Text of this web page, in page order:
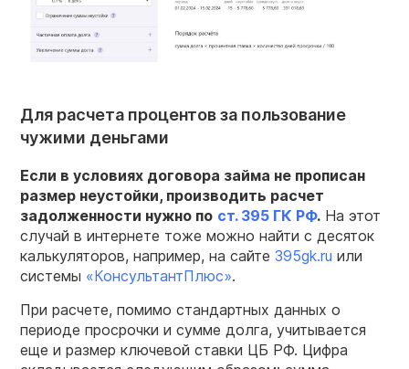
Для расчета процентов за пользование
чужими деньгами
Если в условиях договора займа не прописан
размер неустойки, производить расчет
задолженности нужно по ст. 395 ГК РФ. На этот
случай в интернете тоже можно найти с десяток
калькуляторов, например, на сайте 395gk.ru или
системы «КонсультантПлюс».
При расчете, помимо стандартных данных о
периоде просрочки и сумме долга, учитывается
еще и размер ключевой ставки ЦБ РФ. Цифра